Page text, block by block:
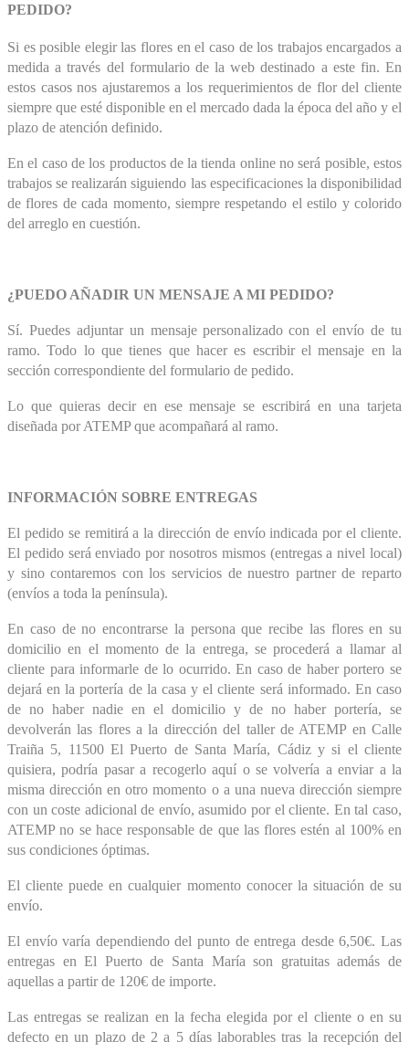
PEDIDO?
Si es posible elegir las flores en el caso de los trabajos encargados a
medida a través del formulario de la web destinado a este fin. En
estos casos nos ajustaremos a los requerimientos de flor del cliente
siempre que esté disponible en el mercado dada la época del año y el
plazo de atención definido.
En el caso de los productos de la tienda online no será posible, estos
trabajos se realizarán siguiendo las especificaciones la disponibilidad
de flores de cada momento, siempre respetando el estilo y colorido
del arreglo en cuestión.
¿PUEDO AÑADIR UN MENSAJE A MI PEDIDO?
Sí. Puedes adjuntar un mensaje personalizado con el envío de tu
ramo. Todo lo que tienes que hacer es escribir el mensaje en la
sección correspondiente del formulario de pedido.
Lo que quieras decir en ese mensaje se escribirá en una tarjeta
diseñada por ATEMP que acompañará al ramo.
INFORMACIÓN SOBRE ENTREGAS
El pedido se remitirá a la dirección de envío indicada por el cliente.
El pedido será enviado por nosotros mismos (entregas a nivel local)
y sino contaremos con los servicios de nuestro partner de reparto
(envíos a toda la península).
En caso de no encontrarse la persona que recibe las flores en su
domicilio en el momento de la entrega, se procederá a llamar al
cliente para informarle de lo ocurrido. En caso de haber portero se
dejará en la portería de la casa y el cliente será informado. En caso
de no haber nadie en el domicilio y de no haber portería, se
devolverán las flores a la dirección del taller de ATEMP en Calle
Traiña 5, 11500 El Puerto de Santa María, Cádiz y si el cliente
quisiera, podría pasar a recogerlo aquí o se volvería a enviar a la
misma dirección en otro momento o a una nueva dirección siempre
con un coste adicional de envío, asumido por el cliente. En tal caso,
ATEMP no se hace responsable de que las flores estén al 100% en
sus condiciones óptimas.
El cliente puede en cualquier momento conocer la situación de su
envío.
El envío varía dependiendo del punto de entrega desde 6,50€. Las
entregas en El Puerto de Santa María son gratuitas además de
aquellas a partir de 120€ de importe.
Las entregas se realizan en la fecha elegida por el cliente o en su
defecto en un plazo de 2 a 5 días laborables tras la recepción del